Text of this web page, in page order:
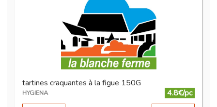
tartines craquantes à la figue 150G
HYGIENA
4.8€/pc